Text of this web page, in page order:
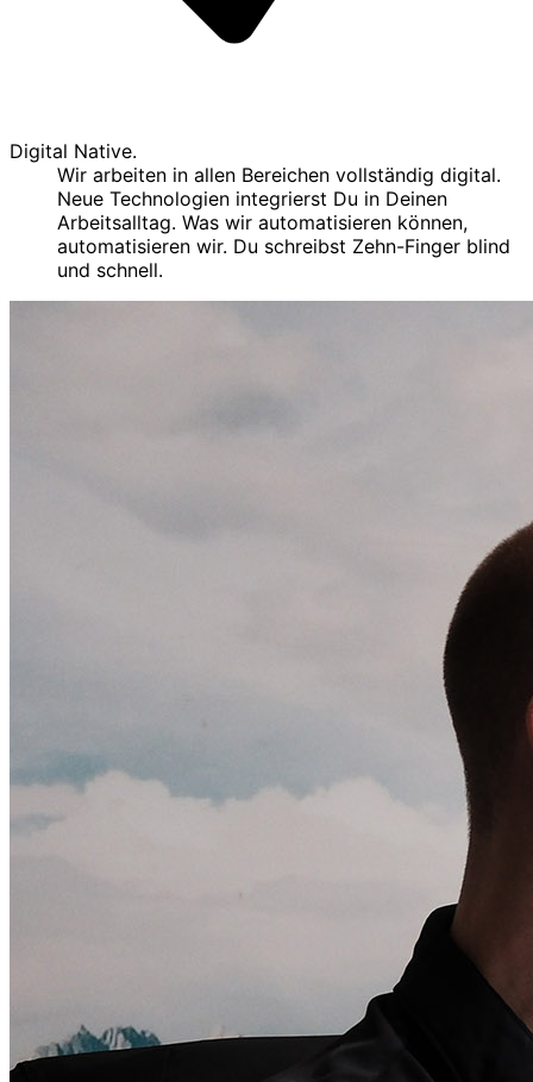
Digital Native.
Wir arbeiten in allen Bereichen vollständig digital.
Neue Technologien integrierst Du in Deinen
Arbeitsalltag. Was wir automatisieren können,
automatisieren wir. Du schreibst Zehn-Finger blind
und schnell.